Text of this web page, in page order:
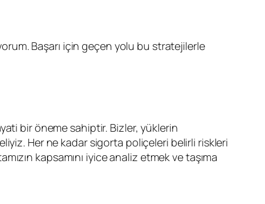
Başarı için geçen yolu bu stratejilerle
bir öneme sahiptir. Bizler, yüklerin
Her ne kadar sigorta poliçeleri belirli riskleri
kapsamını iyice analiz etmek ve taşıma